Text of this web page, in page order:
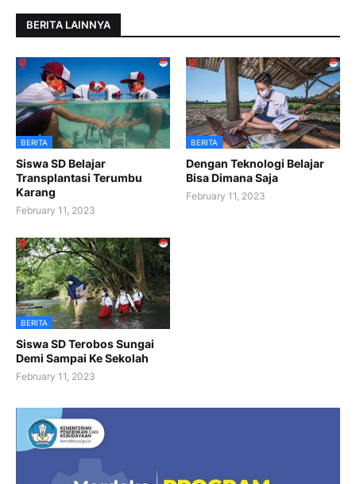
BERITA LAINNYA
BERITA
Siswa SD Belajar
Transplantasi Terumbu
Karang
February 11, 2023
BERITA
Dengan Teknologi Belajar
Bisa Dimana Saja
February 11, 2023
BERITA
Siswa SD Terobos Sungai
Demi Sampai Ke Sekolah
February 11, 2023